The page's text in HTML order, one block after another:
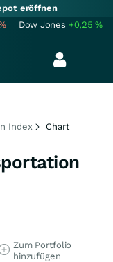
eröffnen
Dow Jones +0,25%
Index Chart
Zum Portfolio
hinzufügen